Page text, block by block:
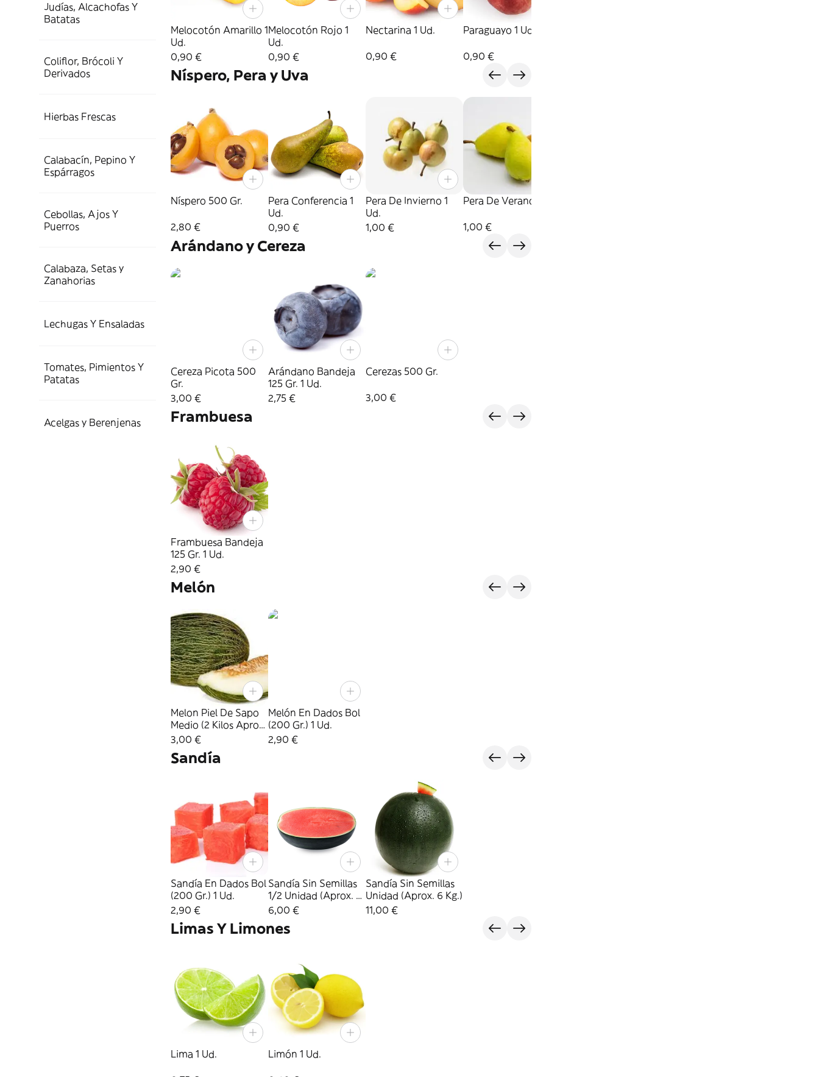
Judías, Alcachofas Y
Batatas
Coliflor, Brócoli Y
Derivados
Hierbas Frescas
Calabacín, Pepino Y
Espárragos
Cebollas, Ajos Y
Puerros
Calabaza, Setas y
Zanahorias
Lechugas Y Ensaladas
Tomates, Pimientos Y
Patatas
Acelgas y Berenjenas
Melocotón Amarillo 1
Ud.
0,90 €
Melocotón Rojo 1
Ud.
0,90 €
Nectarina 1 Ud.
0,90 €
Paraguayo 1 Ud.
0,90 €
Níspero, Pera y Uva
Níspero 500 Gr.
2,80 €
Pera Conferencia 1
Ud.
0,90 €
Pera De Invierno 1
Ud.
1,00 €
Pera De Verano 1 Ud.
1,00 €
Arándano y Cereza
Cereza Picota 500
Gr.
3,00 €
Arándano Bandeja
125 Gr. 1 Ud.
2,75 €
Cerezas 500 Gr.
3,00 €
Frambuesa
Frambuesa Bandeja
125 Gr. 1 Ud.
2,90 €
Melón
Melon Piel De Sapo
Medio (2 Kilos Aprox)
1 Ud.
3,00 €
Melón En Dados Bol
(200 Gr.) 1 Ud.
2,90 €
Sandía
Sandía En Dados Bol
(200 Gr.) 1 Ud.
2,90 €
Sandía Sin Semillas
1/2 Unidad (Aprox. 3
Kg.
6,00 €
Sandía Sin Semillas
Unidad (Aprox. 6 Kg.)
11,00 €
Limas Y Limones
Lima 1 Ud. Limón 1 Ud.